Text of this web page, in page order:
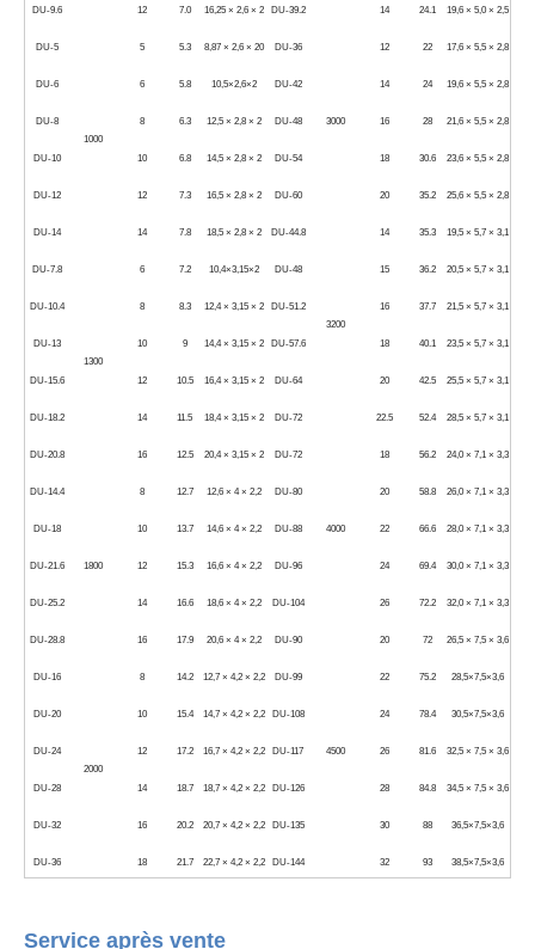
DU-9.6 12 7.0 16,25 × 2,6 × 2 DU-39.2 14 24.1 19,6 × 5,0 × 2,5
DU-5
1000
5 5.3 8,87 × 2,6 × 20 DU-36
3000
12 22 17,6 × 5,5 × 2,8
DU-6 6 5.8 10,5×2,6×2 DU-42 14 24 19,6 × 5,5 × 2,8
DU-8 8 6.3 12,5 × 2,8 × 2 DU-48 16 28 21,6 × 5,5 × 2,8
DU-10 10 6.8 14,5 × 2,8 × 2 DU-54 18 30.6 23,6 × 5,5 × 2,8
DU-12 12 7.3 16,5 × 2,8 × 2 DU-60 20 35.2 25,6 × 5,5 × 2,8
DU-14 14 7.8 18,5 × 2,8 × 2 DU-44.8
3200
14 35.3 19,5 × 5,7 × 3,1
DU-7.8
1300
6 7.2 10,4×3,15×2 DU-48 15 36.2 20,5 × 5,7 × 3,1
DU-10.4 8 8.3 12,4 × 3,15 × 2 DU-51.2 16 37.7 21,5 × 5,7 × 3,1
DU-13 10 9 14,4 × 3,15 × 2 DU-57.6 18 40.1 23,5 × 5,7 × 3,1
DU-15.6 12 10.5 16,4 × 3,15 × 2 DU-64 20 42.5 25,5 × 5,7 × 3,1
DU-18.2 14 11.5 18,4 × 3,15 × 2 DU-72 22.5 52.4 28,5 × 5,7 × 3,1
DU-20.8 16 12.5 20,4 × 3,15 × 2 DU-72
4000
18 56.2 24,0 × 7,1 × 3,3
DU-14.4
1800
8 12.7 12,6 × 4 × 2,2 DU-80 20 58.8 26,0 × 7,1 × 3,3
DU-18 10 13.7 14,6 × 4 × 2,2 DU-88 22 66.6 28,0 × 7,1 × 3,3
DU-21.6 12 15.3 16,6 × 4 × 2,2 DU-96 24 69.4 30,0 × 7,1 × 3,3
DU-25.2 14 16.6 18,6 × 4 × 2,2 DU-104 26 72.2 32,0 × 7,1 × 3,3
DU-28.8 16 17.9 20,6 × 4 × 2,2 DU-90
4500
20 72 26,5 × 7,5 × 3,6
DU-16
2000
8 14.2 12,7 × 4,2 × 2,2 DU-99 22 75.2 28,5×7,5×3,6
DU-20 10 15.4 14,7 × 4,2 × 2,2 DU-108 24 78.4 30,5×7,5×3,6
DU-24 12 17.2 16,7 × 4,2 × 2,2 DU-117 26 81.6 32,5 × 7,5 × 3,6
DU-28 14 18.7 18,7 × 4,2 × 2,2 DU-126 28 84.8 34,5 × 7,5 × 3,6
DU-32 16 20.2 20,7 × 4,2 × 2,2 DU-135 30 88 36,5×7,5×3,6
DU-36 18 21.7 22,7 × 4,2 × 2,2 DU-144 32 93 38,5×7,5×3,6
Service après vente